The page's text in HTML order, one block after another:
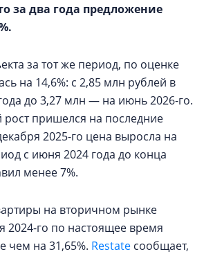
за два года предложение
за тот же период, по оценке
на 14,6%: с 2,85 млн рублей в
до 3,27 млн — на июнь 2026-го.
пришелся на последние
2025-го цена выросла на
с июня 2024 года до конца
менее 7%.
на вторичном рынке
2024-го по настоящее время
чем на 31,65%. Restate сообщает,